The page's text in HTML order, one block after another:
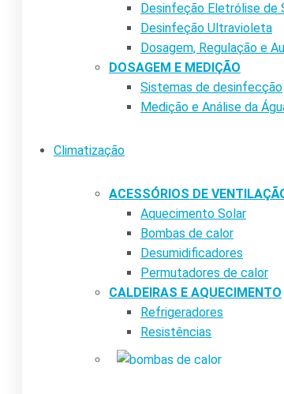
Desinfeção Eletrólise de
Desinfeção Ultravioleta
Dosagem, Regulação e
DOSAGEM E MEDIÇÃO
Sistemas de desinfecção
Medição e Análise da
Climatização
ACESSÓRIOS DE
Aquecimento Solar
Bombas de calor
Desumidificadores
Permutadores de calor
CALDEIRAS E AQUECIMENTO
Refrigeradores
Resistências